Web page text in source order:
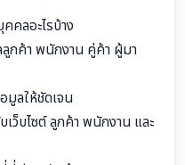
คลอะไรบ้าง
ลูกค้า พนักงาน คู่ค้า ผู้มา
มูลให้ชัดเจน
ว็บไซต์ ลูกค้า พนักงาน และ